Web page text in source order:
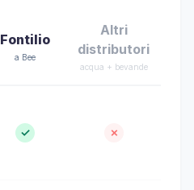
Fontilio
a Bee
Altri
distributori
acqua + bevande
✓ ✗